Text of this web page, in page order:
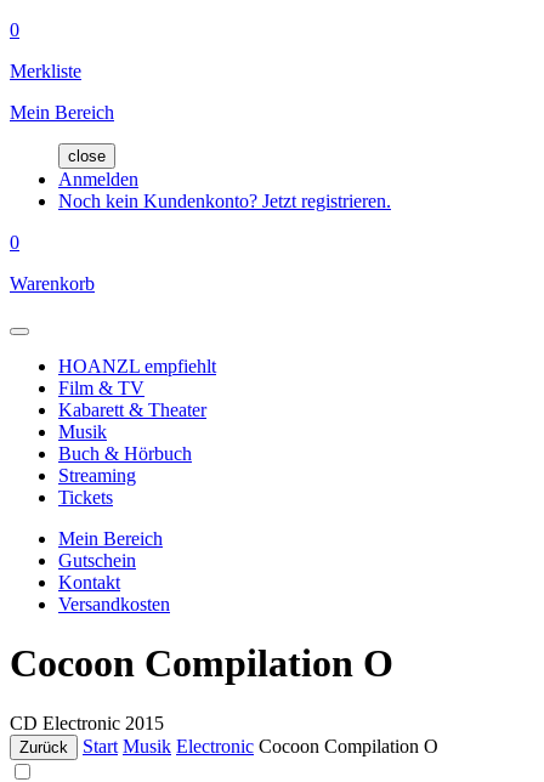
0
Merkliste
Mein Bereich
close
Anmelden
Noch kein Kundenkonto? Jetzt registrieren.
0
Warenkorb
HOANZL empfiehlt
Film & TV
Kabarett & Theater
Musik
Buch & Hörbuch
Streaming
Tickets
Mein Bereich
Gutschein
Kontakt
Versandkosten
Cocoon Compilation O
CD Electronic 2015
Zurück Start Musik Electronic Cocoon Compilation O